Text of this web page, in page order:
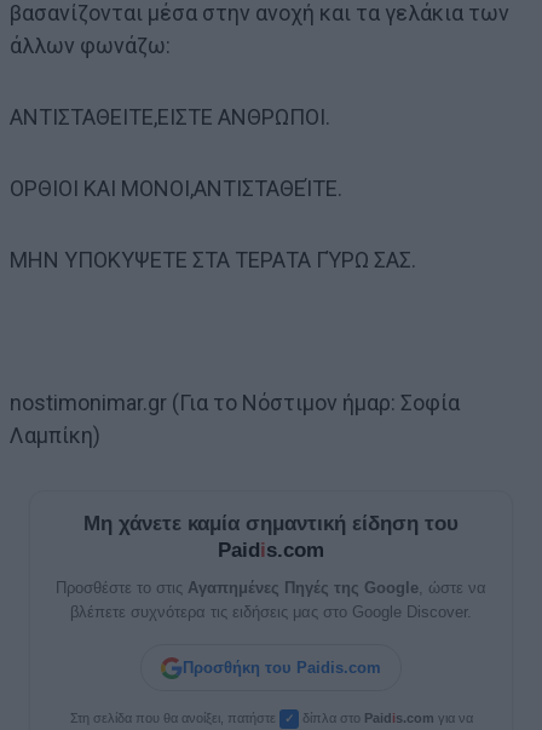
βασανίζονται μέσα στην ανοχή και τα γελάκια των
άλλων φωνάζω:
ΑΝΤΙΣΤΑΘΕΙΤΕ,ΕΙΣΤΕ ΑΝΘΡΩΠΟΙ.
ΟΡΘΙΟΙ ΚΑΙ ΜΟΝΟΙ,ΑΝΤΙΣΤΑΘΕΊΤΕ.
ΜΗΝ ΥΠΟΚΥΨΕΤΕ ΣΤΑ ΤΕΡΑΤΑ ΓΎΡΩ ΣΑΣ.
nostimonimar.gr (Για το Νόστιμον ήμαρ: Σοφία
Λαμπίκη)
Μη χάνετε καμία σημαντική είδηση του
Paid is.com
Προσθέστε το στις Αγαπημένες Πηγές της Google, ώστε να
βλέπετε συχνότερα τις ειδήσεις μας στο Google Discover.
Προσθήκη του Paidis.com
Στη σελίδα που θα ανοίξει, πατήστε ✓ δίπλα στο Paidis.com για να